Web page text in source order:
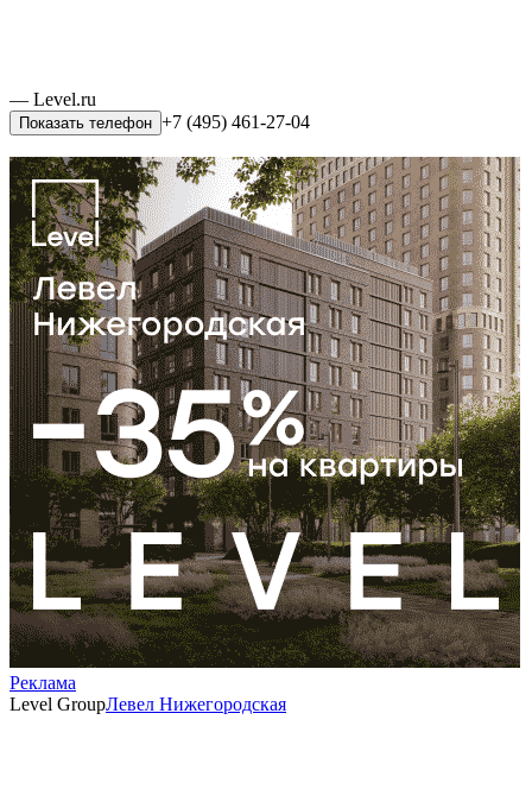
— Level.ru
Показать телефон +7 (495) 461-27-04
Реклама
Level GroupЛевел Нижегородская